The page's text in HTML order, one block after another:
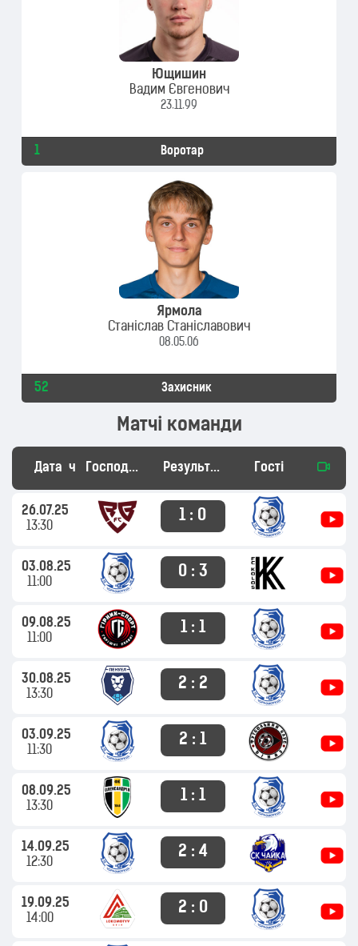
Ющишин
Вадим Євгенович
23.11.99
1 Воротар
Ярмола
Станіслав Станіславович
08.05.06
52 Захисник
Матчі команди
Дата час Господарі Результат Гості
26.07.25
13:30
1 : 0
03.08.25
11:00
0 : 3
09.08.25
11:00
1 : 1
30.08.25
13:30
2 : 2
03.09.25
11:30
2 : 1
08.09.25
13:30
1 : 1
14.09.25
12:30
2 : 4
19.09.25
14:00
2 : 0